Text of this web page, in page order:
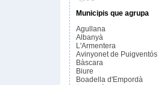
Municipis que agrupa
Agullana
Albanyà
L'Armentera
Avinyonet de Puigventós
Bàscara
Biure
Boadella d'Empordà